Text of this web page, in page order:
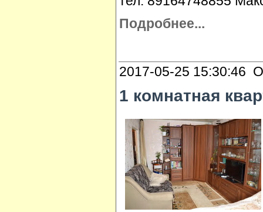
Подробнее...
2017-05-25 15:30:46
1 комнатная